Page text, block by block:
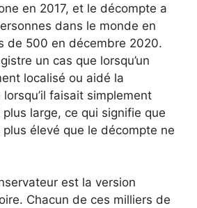
en 2017, et le décompte a
dans le monde en
de 500 en décembre 2020.
un cas que lorsqu’un
localisé ou aidé la
faisait simplement
large, ce qui signifie que
élevé que le décompte ne
est la version
Chacun de ces milliers de